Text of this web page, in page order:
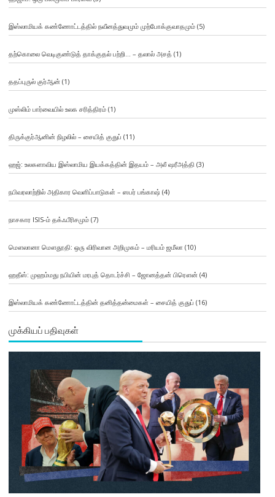
இஸ்லாமியக் கண்ணோட்டத்தில் நவீனத்துவமும் முற்போக்குவாதமும்(5)
தற்கொலை வெடிகுண்டுத் தாக்குதல் பற்றி… – தலால் அசத் (1)
ததப்புருல் குர்ஆன் (1)
முஸ்லிம் பார்வையில் உலக சரித்திரம்(1)
திருக்குர்ஆனின் நிழலில் – சையித் குதுப் (11)
ஹஜ்: உலகளாவிய இஸ்லாமிய இயக்கத்தின் இதயம் – அலீ ஷரீஅத்தி (3)
நபிவரலாற்றில் அதிகார வெளிப்பாடுகள் – ஸபர் பங்காஷ் (4)
நாசகார ISIS-ம் தக்ஃபீரிசமும்(7)
மௌலானா மௌதூதி: ஒரு விரிவான அறிமுகம் – மரியம் ஜமீலா (10)
ஹதீஸ்: முஹம்மது நபியின் மரபுத் தொடர்ச்சி – ஜோனத்தன் பிரௌன் (4)
இஸ்லாமியக் கண்ணோட்டத்தின் தனித்தன்மைகள் – சையித் குதுப் (16)
முக்கியப் பதிவுகள்